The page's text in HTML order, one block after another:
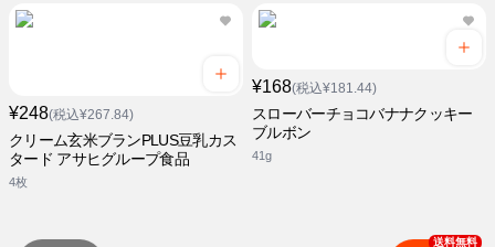
¥248(税込¥267.84)
クリーム玄米ブランPLUS豆乳カス
タード アサヒグループ食品
4枚
¥168(税込¥181.44)
スローバーチョコバナナクッキー
ブルボン
41g
送料無料